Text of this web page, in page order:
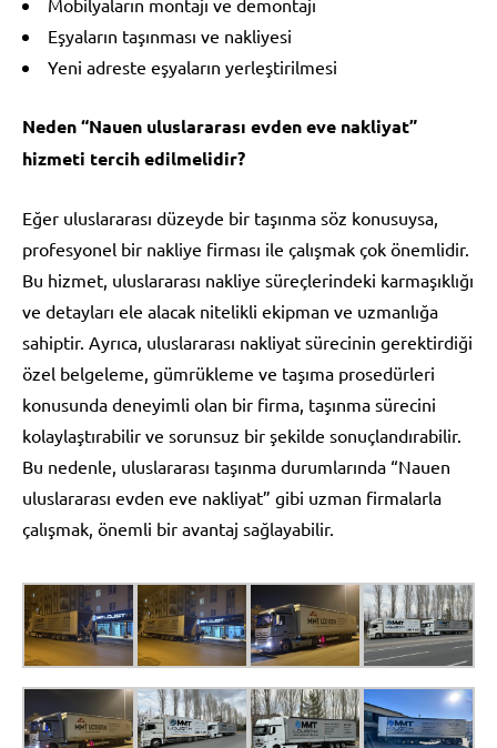
Eşyaların taşınması ve nakliyesi
Yeni adreste eşyaların yerleştirilmesi
Neden “Nauen uluslararası evden eve nakliyat”
hizmeti tercih edilmelidir?
Eğer uluslararası düzeyde bir taşınma söz konusuysa,
profesyonel bir nakliye firması ile çalışmak çok önemlidir.
Bu hizmet, uluslararası nakliye süreçlerindeki karmaşıklığı
ve detayları ele alacak nitelikli ekipman ve uzmanlığa
sahiptir. Ayrıca, uluslararası nakliyat sürecinin gerektirdiği
özel belgeleme, gümrükleme ve taşıma prosedürleri
konusunda deneyimli olan bir firma, taşınma sürecini
kolaylaştırabilir ve sorunsuz bir şekilde sonuçlandırabilir.
Bu nedenle, uluslararası taşınma durumlarında “Nauen
uluslararası evden eve nakliyat” gibi uzman firmalarla
çalışmak, önemli bir avantaj sağlayabilir.